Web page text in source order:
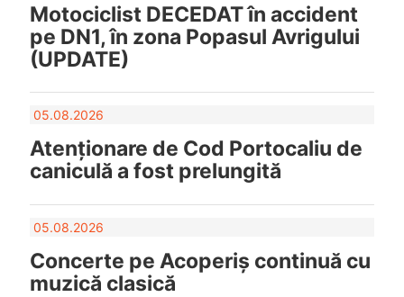
Motociclist DECEDAT în accident
pe DN1, în zona Popasul Avrigului
(UPDATE)
05.08.2026
Atenționare de Cod Portocaliu de
caniculă a fost prelungită
05.08.2026
Concerte pe Acoperiș continuă cu
muzică clasică